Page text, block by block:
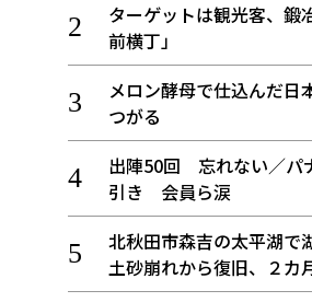
ターゲットは観光客、鍛
前横丁」
メロン酵母で仕込んだ日
つがる
出陣50回 忘れない／パ
引き 会員ら涙
北秋田市森吉の太平湖で
土砂崩れから復旧、２カ